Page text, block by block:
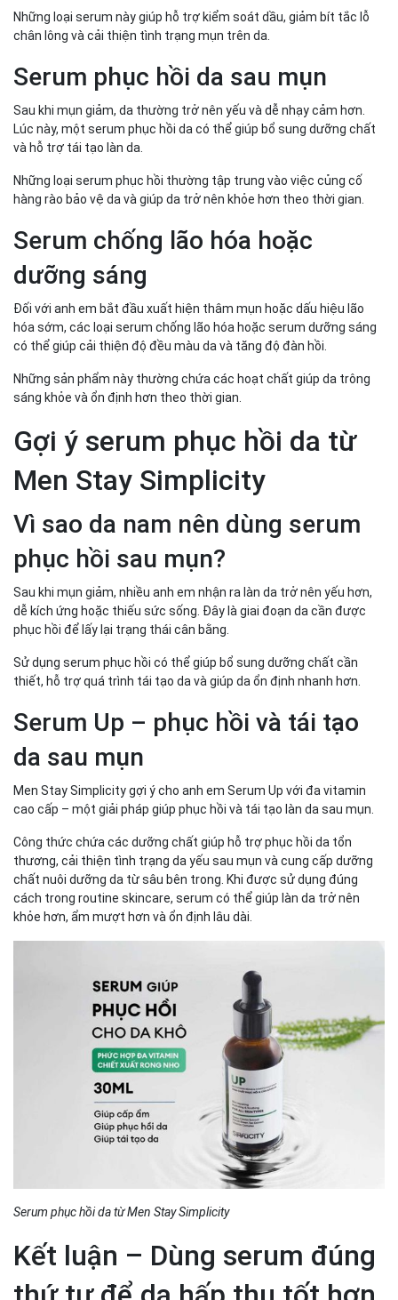
Những loại serum này giúp hỗ trợ kiểm soát dầu, giảm bít tắc lỗ
chân lông và cải thiện tình trạng mụn trên da.
Serum phục hồi da sau mụn
Sau khi mụn giảm, da thường trở nên yếu và dễ nhạy cảm hơn.
Lúc này, một serum phục hồi da có thể giúp bổ sung dưỡng chất
và hỗ trợ tái tạo làn da.
Những loại serum phục hồi thường tập trung vào việc củng cố
hàng rào bảo vệ da và giúp da trở nên khỏe hơn theo thời gian.
Serum chống lão hóa hoặc
dưỡng sáng
Đối với anh em bắt đầu xuất hiện thâm mụn hoặc dấu hiệu lão
hóa sớm, các loại serum chống lão hóa hoặc serum dưỡng sáng
có thể giúp cải thiện độ đều màu da và tăng độ đàn hồi.
Những sản phẩm này thường chứa các hoạt chất giúp da trông
sáng khỏe và ổn định hơn theo thời gian.
Gợi ý serum phục hồi da từ
Men Stay Simplicity
Vì sao da nam nên dùng serum
phục hồi sau mụn?
Sau khi mụn giảm, nhiều anh em nhận ra làn da trở nên yếu hơn,
dễ kích ứng hoặc thiếu sức sống. Đây là giai đoạn da cần được
phục hồi để lấy lại trạng thái cân bằng.
Sử dụng serum phục hồi có thể giúp bổ sung dưỡng chất cần
thiết, hỗ trợ quá trình tái tạo da và giúp da ổn định nhanh hơn.
Serum Up – phục hồi và tái tạo
da sau mụn
Men Stay Simplicity gợi ý cho anh em Serum Up với đa vitamin
cao cấp – một giải pháp giúp phục hồi và tái tạo làn da sau mụn.
Công thức chứa các dưỡng chất giúp hỗ trợ phục hồi da tổn
thương, cải thiện tình trạng da yếu sau mụn và cung cấp dưỡng
chất nuôi dưỡng da từ sâu bên trong. Khi được sử dụng đúng
cách trong routine skincare, serum có thể giúp làn da trở nên
khỏe hơn, ẩm mượt hơn và ổn định lâu dài.
Serum phục hồi da từ Men Stay Simplicity
Kết luận – Dùng serum đúng